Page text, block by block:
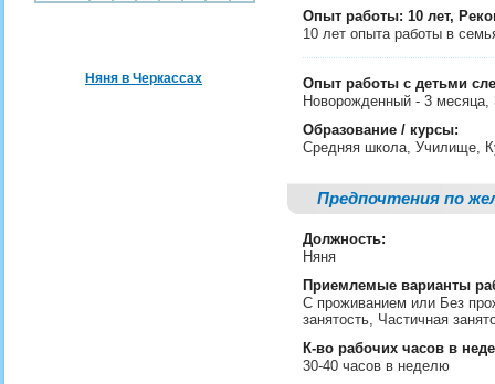
Няня в Черкассах
Опыт работы: 10 лет,
10 лет опыта работы в
Опыт работы с детьми
Новорожденный - 3
Образование / курсы:
Средняя школа, Училище,
Предпочтения по
Должность:
Няня
Приемлемые варианты
С проживанием или Без
занятость, Частичная
К-во рабочих часов в
30-40 часов в неделю